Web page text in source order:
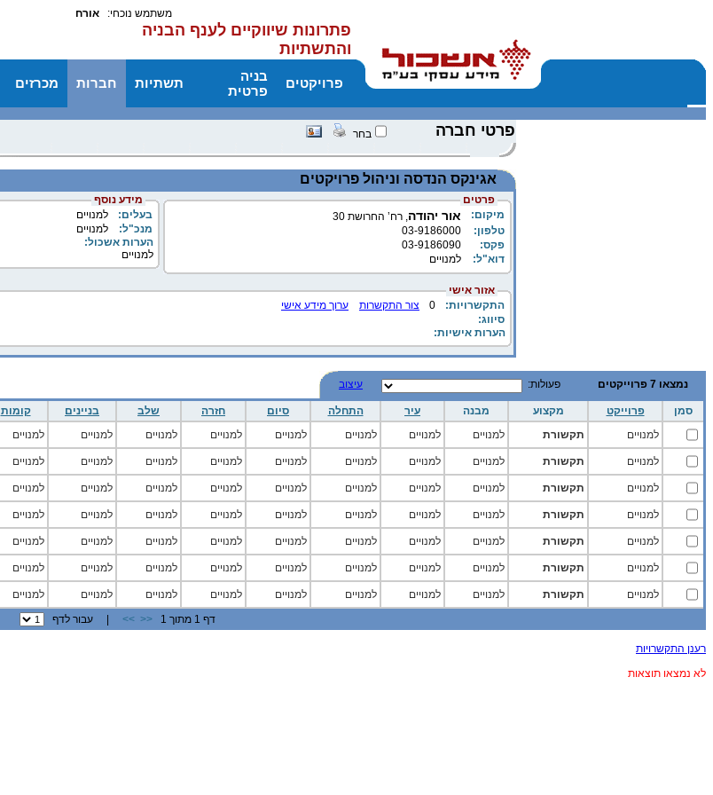
משתמש נוכחי: אורח
פתרונות שיווקיים לענף הבניה
והתשתיות
פרויקטים
בניה
פרטית
תשתיות חברות מכרזים
פרטי חברה בחר
אגינקס הנדסה וניהול פרויקטים
פרטים
מיקום:
אור יהודה, רח’ החרושת 30
טלפון:
03-9186000
פקס:
03-9186090
דוא"ל:
למנויים
מידע נוסף
בעלים:
למנויים
מנכ"ל:
למנויים
הערות אשכול:
למנויים
אזור אישי
התקשרויות:
0 צור התקשרות
ערוך מידע אישי
סיווג:
הערות אישיות:
נמצאו 7 פרוייקטים פעולות: עיצוב
סמן פרוייקט מקצוע מבנה עיר התחלה סיום חזרה שלב בניינים קומות
למנויים
תקשורת למנויים למנויים למנויים למנויים למנויים למנויים למנויים למנויים
למנויים תקשורת למנויים למנויים למנויים למנויים למנויים למנויים למנויים למנויים
למנויים תקשורת למנויים למנויים למנויים למנויים למנויים למנויים למנויים למנויים
למנויים תקשורת למנויים למנויים למנויים למנויים למנויים למנויים למנויים למנויים
למנויים תקשורת למנויים למנויים למנויים למנויים למנויים למנויים למנויים למנויים
למנויים תקשורת למנויים למנויים למנויים למנויים למנויים למנויים למנויים למנויים
למנויים תקשורת למנויים למנויים למנויים למנויים למנויים למנויים למנויים למנויים
דף 1 מתוך 1
<<
>> | עבור לדף
רענן התקשרויות
לא נמצאו תוצאות